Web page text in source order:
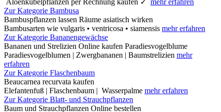
Aloenkübelpflanzen per Rechnung kaufen ✓ mehr erfahren
Zur Kategorie Bambusa
Bambuspflanzen lassen Räume asiatisch wirken
Bambusarten wie vulgaris • ventricosa • siamensis mehr erfahren
Zur Kategorie Bananengewächse
Bananen und Strelizien Online kaufen Paradiesvogelblume
Paradiesvogelblumen | Zwergbananen | Baumstrelizien mehr
erfahren
Zur Kategorie Flaschenbaum
Beaucarnea recurvata kaufen
Elefantenfuß | Flaschenbaum | Wasserpalme mehr erfahren
Zur Kategorie Blatt- und Strauchpflanzen
Baum und Strauchpflanzen Online bestellen